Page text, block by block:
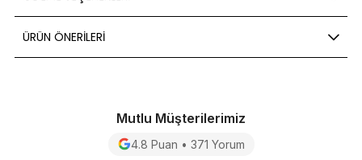
ÜRÜN ÖNERILERI
Mutlu Müşterilerimiz
4.8 Puan • 371 Yorum